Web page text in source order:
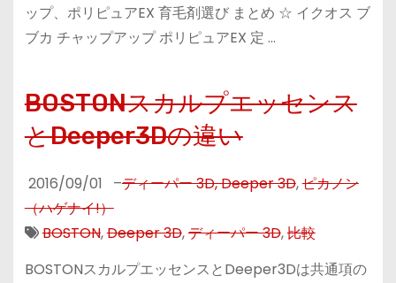
ップ、ポリピュアEX 育毛剤選び まとめ ☆ イクオス ブ
ブカ チャップアップ ポリピュアEX 定 …
BOSTONスカルプエッセンス
とDeeper3Dの違い
2016/09/01 –ディーパー 3D, Deeper 3D,ピカノン
（ハゲナイ!）
BOSTON,Deeper 3D,ディーパー 3D,比較
BOSTONスカルプエッセンスとDeeper3Dは共通項の